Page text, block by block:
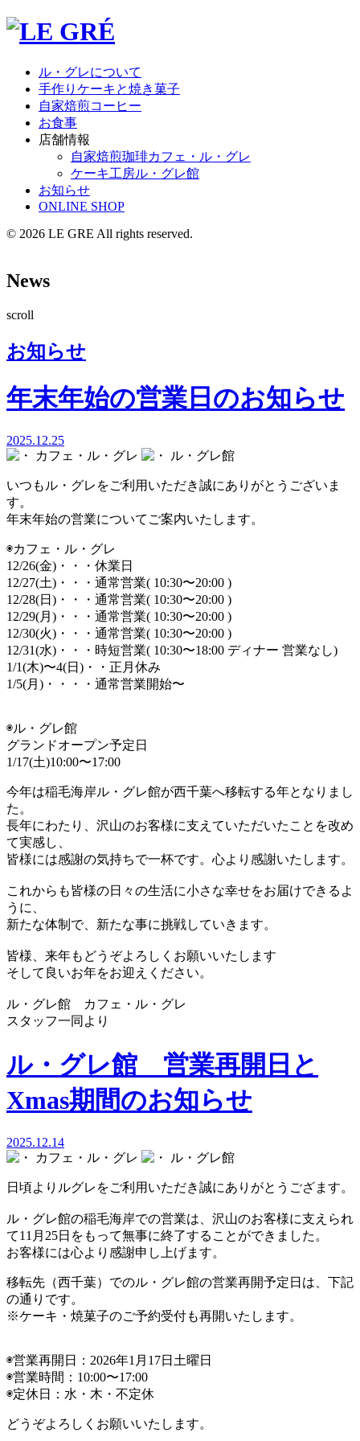
ル・グレについて
手作りケーキと焼き菓子
自家焙煎コーヒー
お食事
店舗情報
自家焙煎珈琲カフェ・ル・グレ
ケーキ工房ル・グレ館
お知らせ
ONLINE SHOP
© 2026 LE GRE All rights reserved.
News
scroll
お知らせ
年末年始の営業日のお知らせ
2025.12.25
カフェ・ル・グレ
ル・グレ館
いつもル・グレをご利用いただき誠にありがとうございま
す。
年末年始の営業についてご案内いたします。
◉カフェ・ル・グレ
12/26(金)・・・休業日
12/27(土)・・・通常営業( 10:30〜20:00 )
12/28(日)・・・通常営業( 10:30〜20:00 )
12/29(月)・・・通常営業( 10:30〜20:00 )
12/30(火)・・・通常営業( 10:30〜20:00 )
12/31(水)・・・時短営業( 10:30〜18:00 ディナー 営業なし)
1/1(木)〜4(日)・・正月休み
1/5(月)・・・・通常営業開始〜
◉ル・グレ館
グランドオープン予定日
1/17(土)10:00〜17:00
今年は稲毛海岸ル・グレ館が西千葉へ移転する年となりまし
た。
長年にわたり、沢山のお客様に支えていただいたことを改め
て実感し、
皆様には感謝の気持ちで一杯です。心より感謝いたします。
これからも皆様の日々の生活に小さな幸せをお届けできるよ
うに、
新たな体制で、新たな事に挑戦していきます。
皆様、来年もどうぞよろしくお願いいたします
そして良いお年をお迎えください。
ル・グレ館 カフェ・ル・グレ
スタッフ一同より
ル・グレ館 営業再開日と
Xmas期間のお知らせ
2025.12.14
カフェ・ル・グレ
ル・グレ館
日頃よりルグレをご利用いただき誠にありがとうござます。
ル・グレ館の稲毛海岸での営業は、沢山のお客様に支えられ
て11月25日をもって無事に終了することができました。
お客様には心より感謝申し上げます。
移転先（西千葉）でのル・グレ館の営業再開予定日は、下記
の通りです。
※ケーキ・焼菓子のご予約受付も再開いたします。
◉営業再開日：2026年1月17日土曜日
◉営業時間：10:00〜17:00
◉定休日：水・木・不定休
どうぞよろしくお願いいたします。